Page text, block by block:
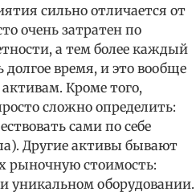
сильно отличается от
очень затратен по
а тем более каждый
время, и это вообще
Кроме того,
сложно определить:
сами по себе
Другие активы бывают
рыночную стоимость:
уникальном оборудовании.